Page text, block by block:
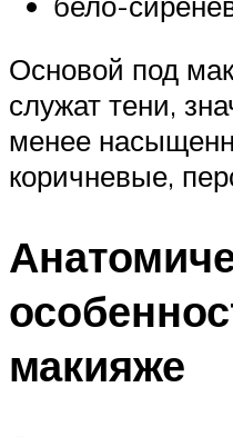
Основой под
служат тени,
менее
коричневые,
макияже